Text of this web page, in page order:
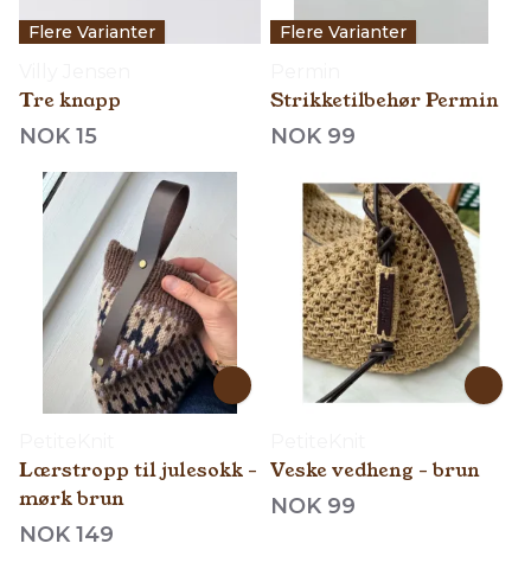
Flere Varianter
Tre knapp
NOK 15
Flere Varianter
Strikketilbehør Permin
NOK 99
Lærstropp til julesokk -
mørk brun
NOK 149
Veske vedheng - brun
NOK 99